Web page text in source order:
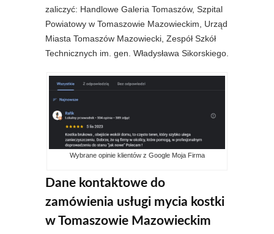
zaliczyć: Handlowe Galeria Tomaszów, Szpital
Powiatowy w Tomaszowie Mazowieckim, Urząd
Miasta Tomaszów Mazowiecki, Zespół Szkół
Technicznych im. gen. Władysława Sikorskiego.
Wybrane opinie klientów z Google Moja Firma
Dane kontaktowe do
zamówienia usługi mycia kostki
w Tomaszowie Mazowieckim